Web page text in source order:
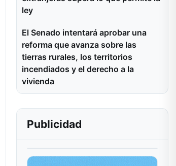
ley
El Senado intentará aprobar una
reforma que avanza sobre las
tierras rurales, los territorios
incendiados y el derecho a la
vivienda
Publicidad